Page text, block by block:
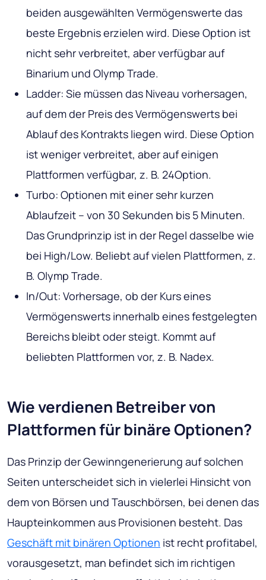
beiden ausgewählten Vermögenswerte das
beste Ergebnis erzielen wird. Diese Option ist
nicht sehr verbreitet, aber verfügbar auf
Binarium und Olymp Trade.
Ladder: Sie müssen das Niveau vorhersagen,
auf dem der Preis des Vermögenswerts bei
Ablauf des Kontrakts liegen wird. Diese Option
ist weniger verbreitet, aber auf einigen
Plattformen verfügbar, z. B. 24Option.
Turbo: Optionen mit einer sehr kurzen
Ablaufzeit – von 30 Sekunden bis 5 Minuten.
Das Grundprinzip ist in der Regel dasselbe wie
bei High/Low. Beliebt auf vielen Plattformen, z.
B. Olymp Trade.
In/Out: Vorhersage, ob der Kurs eines
Vermögenswerts innerhalb eines festgelegten
Bereichs bleibt oder steigt. Kommt auf
beliebten Plattformen vor, z. B. Nadex.
Wie verdienen Betreiber von
Plattformen für binäre Optionen?
Das Prinzip der Gewinngenerierung auf solchen
Seiten unterscheidet sich in vielerlei Hinsicht von
dem von Börsen und Tauschbörsen, bei denen das
Haupteinkommen aus Provisionen besteht. Das
Geschäft mit binären Optionen ist recht profitabel,
vorausgesetzt, man befindet sich im richtigen